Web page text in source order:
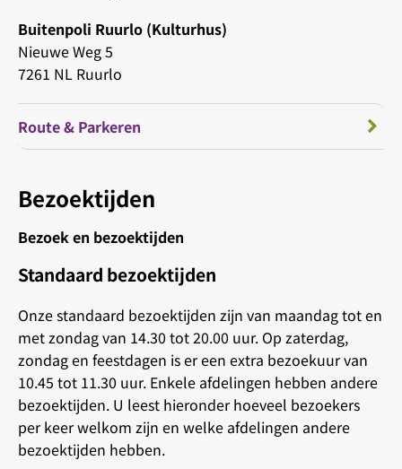
Buitenpoli Ruurlo (Kulturhus)
Nieuwe Weg 5
7261 NL Ruurlo
Route & Parkeren
Bezoektijden
Bezoek en bezoektijden
Standaard bezoektijden
Onze standaard bezoektijden zijn van maandag tot en
met zondag van 14.30 tot 20.00 uur. Op zaterdag,
zondag en feestdagen is er een extra bezoekuur van
10.45 tot 11.30 uur. Enkele afdelingen hebben andere
bezoektijden. U leest hieronder hoeveel bezoekers
per keer welkom zijn en welke afdelingen andere
bezoektijden hebben.